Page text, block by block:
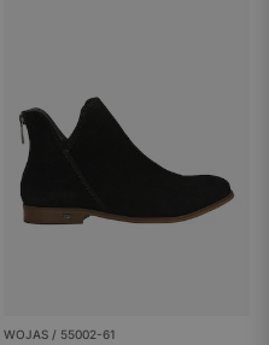
WOJAS / 55002-61